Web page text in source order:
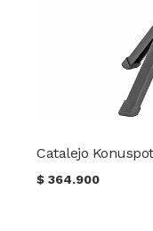
Catalejo
$364.900